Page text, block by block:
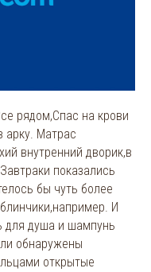
рядом,Спас на крови
арку. Матрас
внутренний дворик,в
показались
бы чуть более
И
для душа и шампунь
обнаружены
открытые